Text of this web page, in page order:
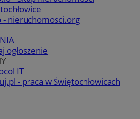
- nieruchomosci.org
ogłoszenie
IT
- praca w Świętochłowicach